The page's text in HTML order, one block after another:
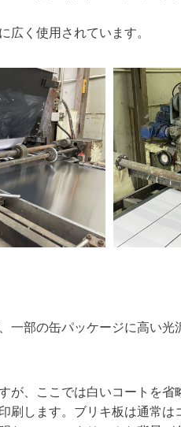
く使用されています。
部の缶パッケージに高い
、ここでは白いコートを
します。ブリキ板は通常